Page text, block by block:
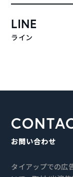
LINE
ライン
お問い合わせ
タイアップでの広